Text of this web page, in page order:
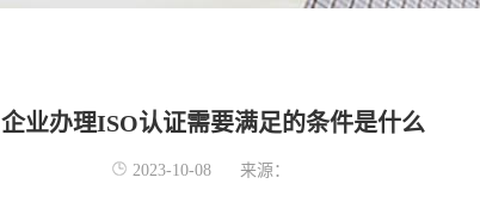
企业办理ISO认证需要满足的条件是什么
2023-10-08 来源：